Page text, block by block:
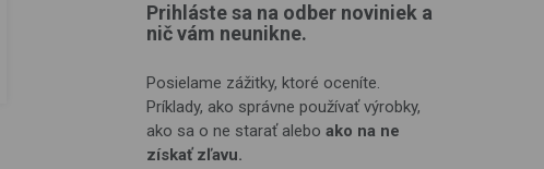
Prihláste sa na odber noviniek a
nič vám neunikne.
Posielame zážitky, ktoré oceníte.
Príklady, ako správne používať výrobky,
ako sa o ne starať alebo ako na ne
získať zľavu.